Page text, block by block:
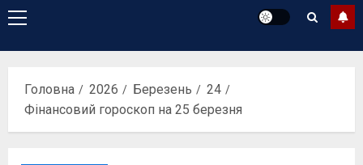
Головне
меню
Головна 2026 Березень
24
Фінансовий гороскоп на 25 березня